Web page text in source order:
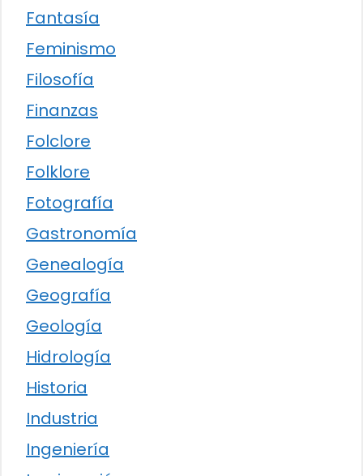
Fantasía
Feminismo
Filosofía
Finanzas
Folclore
Folklore
Fotografía
Gastronomía
Genealogía
Geografía
Geología
Hidrología
Historia
Industria
Ingeniería